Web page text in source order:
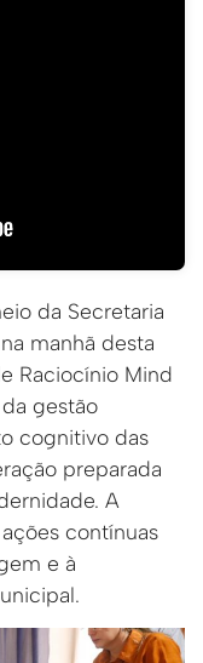
da Secretaria
manhã desta
Raciocínio Mind
gestão
cognitivo das
preparada
A
contínuas
e à